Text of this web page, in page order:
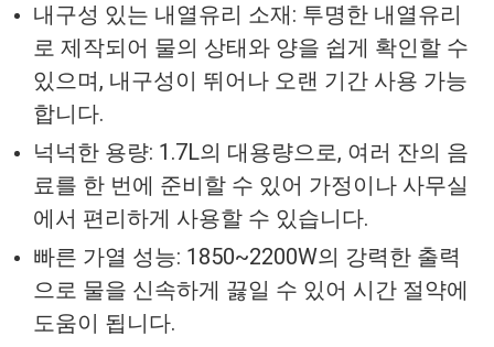
내구성 있는 내열유리 소재: 투명한 내열유리
로 제작되어 물의 상태와 양을 쉽게 확인할 수
있으며, 내구성이 뛰어나 오랜 기간 사용 가능
합니다.
넉넉한 용량: 1.7L의 대용량으로, 여러 잔의 음
료를 한 번에 준비할 수 있어 가정이나 사무실
에서 편리하게 사용할 수 있습니다.
빠른 가열 성능: 1850~2200W의 강력한 출력
으로 물을 신속하게 끓일 수 있어 시간 절약에
도움이 됩니다.